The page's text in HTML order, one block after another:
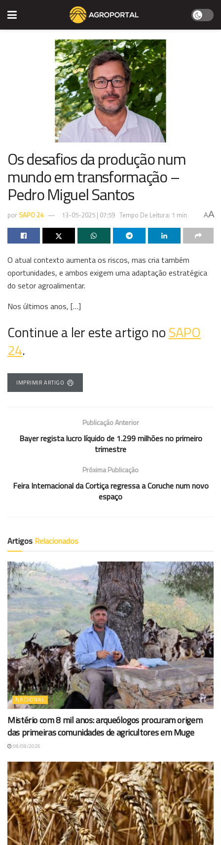
Os desafios da produção num
mundo em transformação –
Pedro Miguel Santos
por SAPO 24 13-05-2025 | 07:59 Tempo De Leitura: 1 min AA
O atual contexto aumenta os riscos, mas cria também
oportunidades, e ambos exigem uma adaptação estratégica
do setor agroalimentar.
Nos últimos anos, […]
Continue a ler este artigo noSAPO
24.
IMPRIMIR ARTIGO
Publicação Anterior
Bayer regista lucro líquido de 1.299 milhões no primeiro
trimestre
Próxima Publicação
Feira Internacional da Cortiça regressa a Coruche num novo
espaço
Artigos Relacionados
NACIONAL
Mistério com 8 mil anos: arqueólogos procuram origem
das primeiras comunidades de agricultores em Muge
08/08/2026